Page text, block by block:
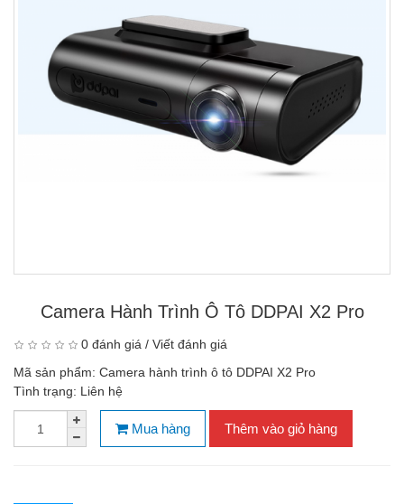
Camera Hành Trình Ô Tô DDPAI X2 Pro
0 đánh giá / Viết đánh giá
Mã sản phẩm: Camera hành trình ô tô DDPAI X2 Pro
Tình trạng: Liên hệ
Mua hàng Thêm vào giỏ hàng